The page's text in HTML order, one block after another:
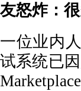
友怒炸：
一位业内
试系统已